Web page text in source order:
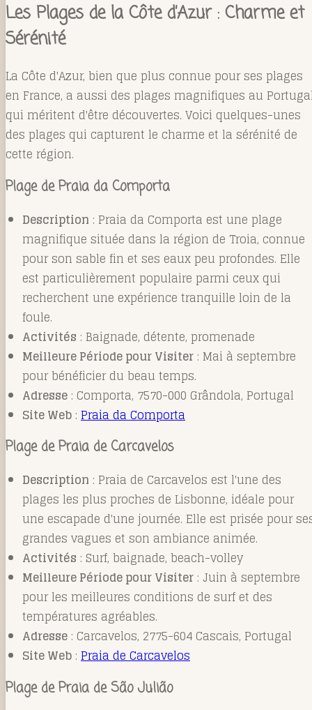
Les Plages de la Côte d’Azur : Charme et
Sérénité
La Côte d'Azur, bien que plus connue pour ses plages
en France, a aussi des plages magnifiques au
qui méritent d'être découvertes. Voici quelques-unes
des plages qui capturent le charme et la sérénité de
cette région.
Plage de Praia da Comporta
Description : Praia da Comporta est une plage
magnifique située dans la région de Troia, connue
pour son sable fin et ses eaux peu profondes. Elle
est particulièrement populaire parmi ceux qui
recherchent une expérience tranquille loin de la
foule.
Activités : Baignade, détente, promenade
Meilleure Période pour Visiter : Mai à septembre
pour bénéficier du beau temps.
Adresse : Comporta, 7570-000 Grândola, Portugal
Site Web : Praia da Comporta
Plage de Praia de Carcavelos
Description : Praia de Carcavelos est l'une des
plages les plus proches de Lisbonne, idéale pour
une escapade d'une journée. Elle est prisée pour
grandes vagues et son ambiance animée.
Activités : Surf, baignade, beach-volley
Meilleure Période pour Visiter : Juin à septembre
pour les meilleures conditions de surf et des
températures agréables.
Adresse : Carcavelos, 2775-604 Cascais, Portugal
Site Web : Praia de Carcavelos
Plage de Praia de São Julião